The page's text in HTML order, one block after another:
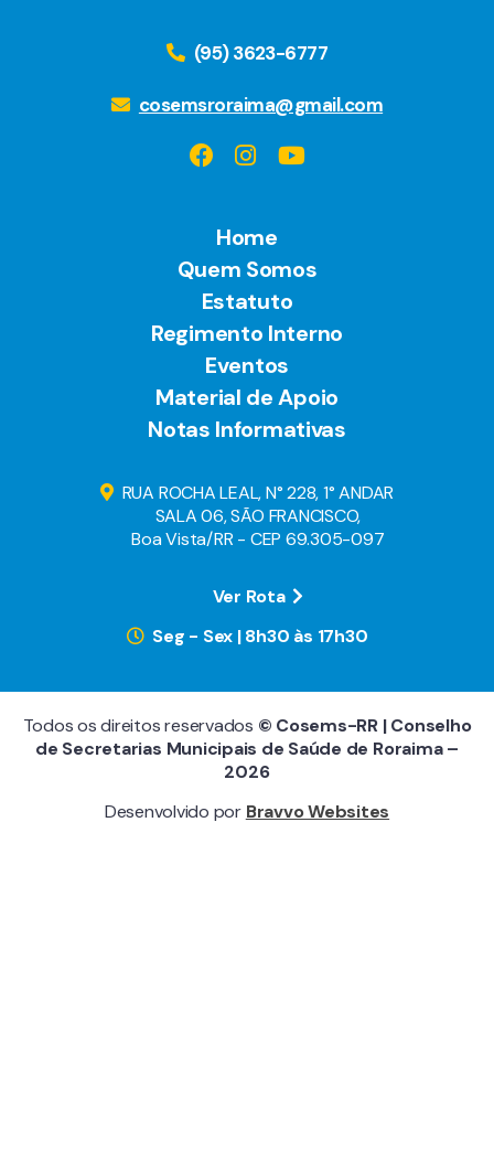
(95) 3623-6777
cosemsroraima@gmail.com
Home
Quem Somos
Estatuto
Regimento Interno
Eventos
Material de Apoio
Notas Informativas
RUA ROCHA LEAL, N° 228, 1° ANDAR
SALA 06, SÃO FRANCISCO,
Boa Vista/RR - CEP 69.305-097
Ver Rota
Seg - Sex | 8h30 às 17h30
Todos os direitos reservados © Cosems-RR | Conselho
de Secretarias Municipais de Saúde de Roraima –
2026
Desenvolvido por Bravvo Websites